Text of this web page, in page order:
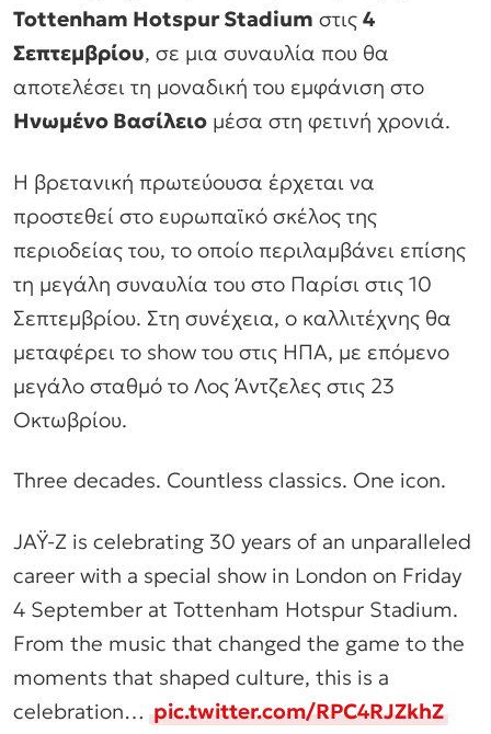
Tottenham Hotspur Stadium στις 4
Σεπτεμβρίου, σε μια συναυλία που θα
αποτελέσει τη μοναδική του εμφάνιση στο
Ηνωμένο Βασίλειο μέσα στη φετινή χρονιά.
Η βρετανική πρωτεύουσα έρχεται να
προστεθεί στο ευρωπαϊκό σκέλος της
περιοδείας του, το οποίο περιλαμβάνει επίσης
τη μεγάλη συναυλία του στο Παρίσι στις 10
Σεπτεμβρίου. Στη συνέχεια, ο καλλιτέχνης θα
μεταφέρει το show του στις ΗΠΑ, με επόμενο
μεγάλο σταθμό το Λος Άντζελες στις 23
Οκτωβρίου.
Three decades. Countless classics. One icon.
JAŸ-Z is celebrating 30 years of an unparalleled
career with a special show in London on Friday
4 September at Tottenham Hotspur Stadium.
From the music that changed the game to the
moments that shaped culture, this is a
celebration…pic.twitter.com/RPC4RJZkhZ